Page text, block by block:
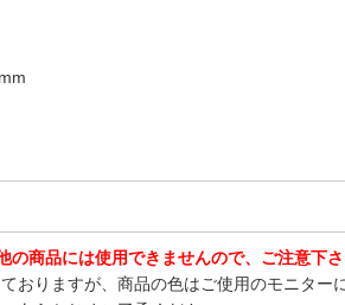
商品には使用できませんので、ご注意下
おりますが、商品の色はご使用のモニター